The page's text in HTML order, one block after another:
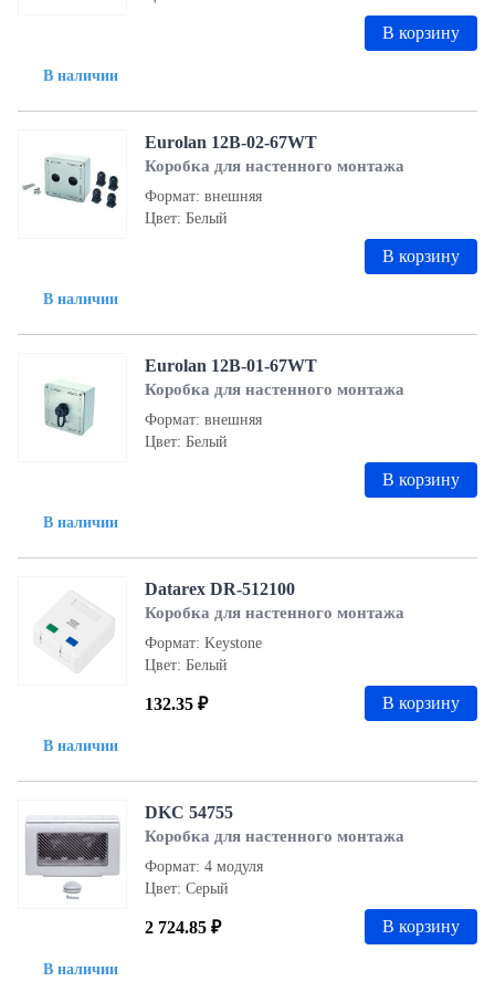
В наличии
В корзину
В наличии
Eurolan 12B-02-67WT
Коробка для настенного монтажа
Формат: внешняя
Цвет: Белый
В корзину
В наличии
Eurolan 12B-01-67WT
Коробка для настенного монтажа
Формат: внешняя
Цвет: Белый
В корзину
В наличии
Datarex DR-512100
Коробка для настенного монтажа
Формат: Keystone
Цвет: Белый
132.35 ₽ В корзину
В наличии
DKC 54755
Коробка для настенного монтажа
Формат: 4 модуля
Цвет: Серый
2 724.85 ₽ В корзину